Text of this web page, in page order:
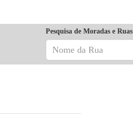
Pesquisa de Moradas e Ruas